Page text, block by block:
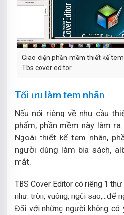
Giao diện phần mềm thiết kế
Tbs cover editor
Tối ưu làm tem nhãn
Nếu nói riêng về nhu cầu
phẩm, phần mềm này làm
Ngoài thiết kế tem nhãn,
người dùng làm bìa sách,
mắt.
TBS Cover Editor có riêng 1 thư
như: tròn, vuông, ngôi sao,…để
Đối với những người không có